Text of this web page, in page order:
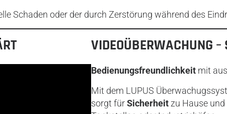
Schaden oder der durch Zerstörung während des
VIDEOÜBERWACHUNG
Bedienungsfreundlichkeit mit
Mit dem LUPUS
sorgt fürSicherheit zu Hause und